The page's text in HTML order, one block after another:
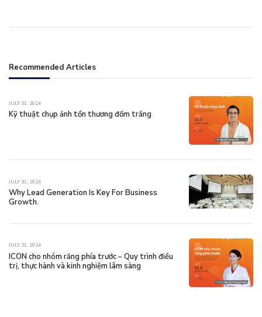
Recommended Articles
JULY 31, 2024
Kỹ thuật chụp ảnh tổn thương đốm trắng
JULY 31, 2024
Why Lead Generation Is Key For Business
Growth.
JULY 31, 2024
ICON cho nhóm răng phía trước – Quy trình điều
trị, thực hành và kinh nghiệm lâm sàng